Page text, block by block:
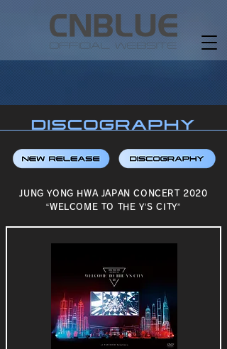
JUNG YONG HWA JAPAN CONCERT 2020
“WELCOME TO THE Y’S CITY”